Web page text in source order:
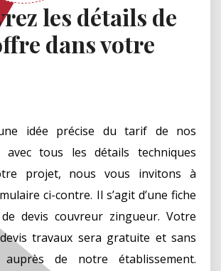
les détails de
dans votre
idée précise du tarif de nos
avec tous les détails techniques
projet, nous vous invitons à
ci-contre. Il s’agit d’une fiche
devis couvreur zingueur. Votre
travaux sera gratuite et sans
auprès de notre établissement.